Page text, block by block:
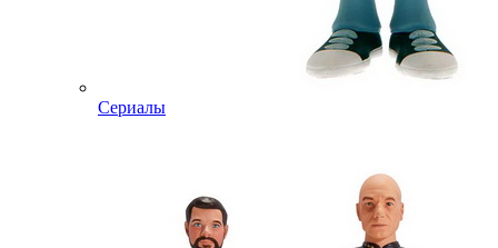
Сериалы